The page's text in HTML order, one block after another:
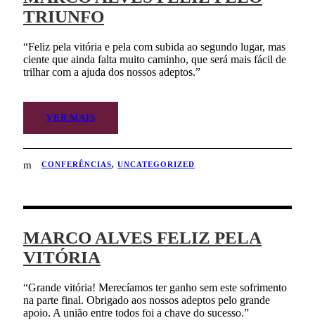
TRIUNFO
“Feliz pela vitória e pela com subida ao segundo lugar, mas
ciente que ainda falta muito caminho, que será mais fácil de
trilhar com a ajuda dos nossos adeptos.”
VER MAIS
CONFERÊNCIAS, UNCATEGORIZED
MARCO ALVES FELIZ PELA
VITÓRIA
“Grande vitória! Merecíamos ter ganho sem este sofrimento
na parte final. Obrigado aos nossos adeptos pelo grande
apoio. A união entre todos foi a chave do sucesso.”